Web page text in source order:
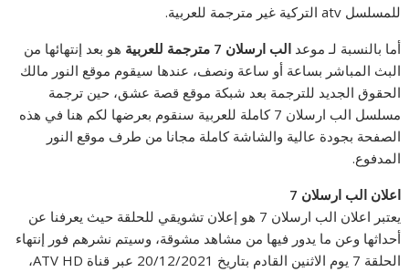
للمسلسل atv التركية غير مترجمة للعربية.
أما بالنسبة لـ موعد الب ارسلان 7 مترجمة للعربية
هو بعد إنتهائها من
البث المباشر بساعة أو ساعة ونصف، عندها سيقوم موقع النور مالك
الحقوق الجديد للترجمة بعد شبكة موقع قصة عشق، حين ترجمة
مسلسل الب ارسلان 7 كاملة للعربية سنقوم بعرضها لكم هنا في هذه
الصفحة بجودة عالية والشاشة كاملة مجانا من طرف موقع النور
المدفوع.
اعلان الب ارسلان 7
يعتبر اعلان الب ارسلان 7 هو إعلان تشويقي للحلقة حيث يعرفنا عن
أحداثها وعن ما يدور فيها من مشاهد مشوقة، وسيتم نشرهم فور إنتهاء
الحلقة 7 يوم الاثنين القادم بتاريخ 20/12/2021 عبر قناة ATV HD،